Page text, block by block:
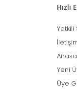
Hızlı
Yetkili
Yeni
Üye